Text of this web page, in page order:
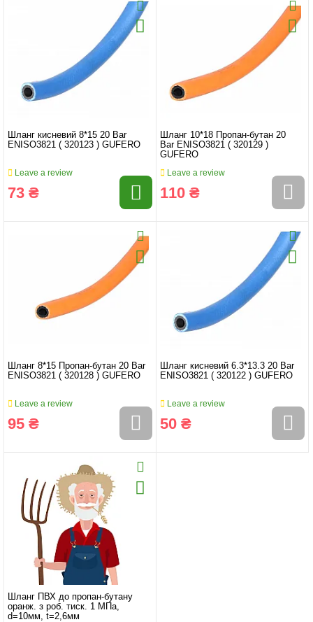
Шланг кисневий 8*15 20 Bar
ENISO3821 ( 320123 ) GUFERO
Leave a review
73 ₴
Шланг 10*18 Пропан-бутан 20
Bar ENISO3821 ( 320129 )
GUFERO
Leave a review
110 ₴
Шланг 8*15 Пропан-бутан 20 Bar
ENISO3821 ( 320128 ) GUFERO
Leave a review
95 ₴
Шланг кисневий 6.3*13.3 20 Bar
ENISO3821 ( 320122 ) GUFERO
Leave a review
50 ₴
Шланг ПВХ до пропан-бутану
оранж. з роб. тиск. 1 МПа,
d=10мм, t=2,6мм